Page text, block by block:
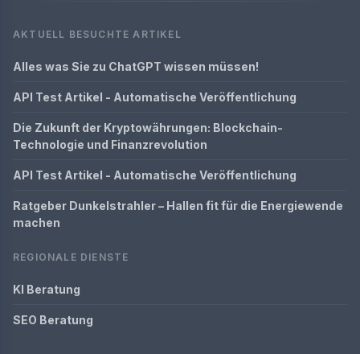
AKTUELL BESUCHTE ARTIKEL
Alles was Sie zu ChatGPT wissen müssen!
API Test Artikel - Automatische Veröffentlichung
Die Zukunft der Kryptowährungen: Blockchain-
Technologie und Finanzrevolution
API Test Artikel - Automatische Veröffentlichung
Ratgeber Dunkelstrahler – Hallen fit für die Energiewende
machen
REGIONALE DIENSTE
KI Beratung
SEO Beratung